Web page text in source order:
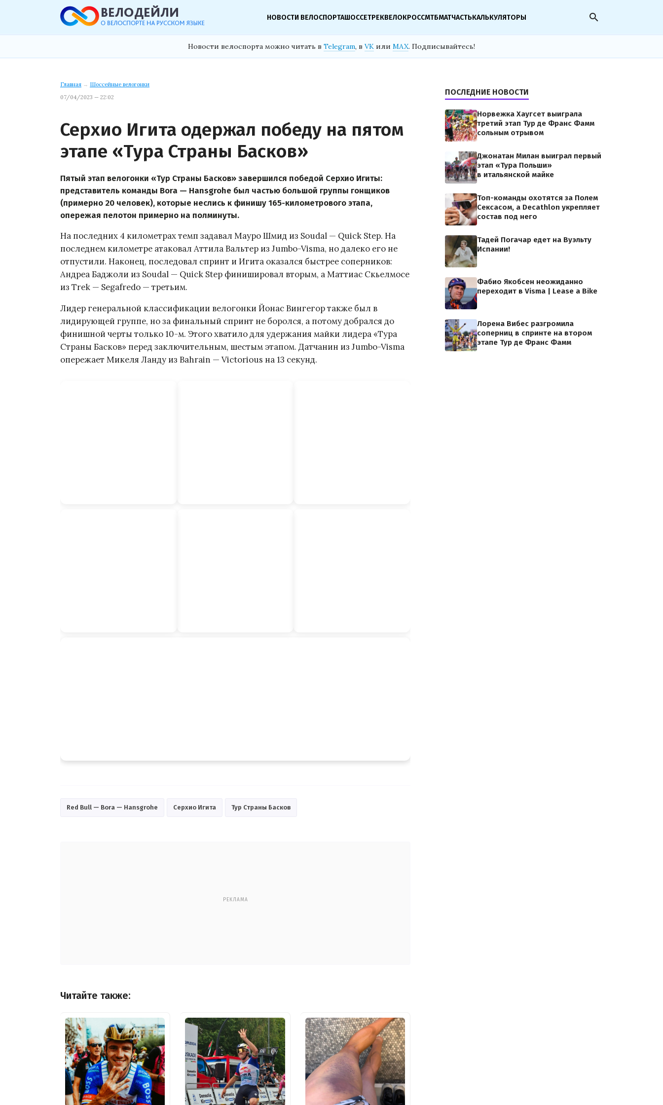
НОВОСТИ ВЕЛОСПОРТАШОССЕТРЕКВЕЛОКРОССМТБМАТЧАСТЬКАЛЬКУЛЯТОРЫ search
Новости велоспорта можно читать в Telegram, в VK или MAX. Подписывайтесь!
Главная → Шоссейные велогонки
07/04/2023 — 22:02
Серхио Игита одержал победу на пятом
этапе «Тура Страны Басков»
Пятый этап велогонки «Тур Страны Басков» завершился победой Серхио Игиты:
представитель команды Bora — Hansgrohe был частью большой группы гонщиков
(примерно 20 человек), которые неслись к финишу 165-километрового этапа,
опережая пелотон примерно на полминуты.
На последних 4 километрах темп задавал Мауро Шмид из Soudal — Quick Step. На
последнем километре атаковал Аттила Вальтер из Jumbo-Visma, но далеко его не
отпустили. Наконец, последовал спринт и Игита оказался быстрее соперников:
Андреа Баджоли из Soudal — Quick Step финишировал вторым, а Маттиас Скьелмосе
из Trek — Segafredo — третьим.
Лидер генеральной классификации велогонки Йонас Вингегор также был в
лидирующей группе, но за финальный спринт не боролся, а потому добрался до
финишной черты только 10-м. Этого хватило для удержания майки лидера «Тура
Страны Басков» перед заключительным, шестым этапом. Датчанин из Jumbo-Visma
опережает Микеля Ланду из Bahrain — Victorious на 13 секунд.
Red Bull — Bora — Hansgrohe Серхио Игита Тур Страны Басков
РЕКЛАМА
Читайте также:
ПОСЛЕДНИЕ НОВОСТИ
Норвежка Хаугсет выиграла
третий этап Тур де Франс Фамм
сольным отрывом
Джонатан Милан выиграл первый
этап «Тура Польши»
в итальянской майке
Топ-команды охотятся за Полем
Сексасом, а Decathlon укрепляет
состав под него
Тадей Погачар едет на Вуэльту
Испании!
Фабио Якобсен неожиданно
переходит в Visma | Lease a Bike
Лорена Вибес разгромила
соперниц в спринте на втором
этапе Тур де Франс Фамм